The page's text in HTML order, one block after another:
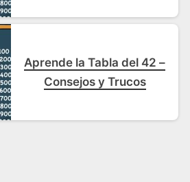
Aprende la Tabla del 42 –
Consejos y Trucos